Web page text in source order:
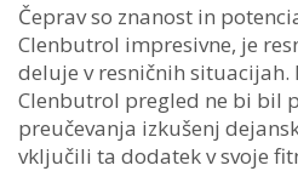
Čeprav so znanost in
Clenbutrol impresivne, je
deluje v resničnih situacijah.
Clenbutrol pregled ne bi bil
preučevanja izkušenj
vključili ta dodatek v svoje